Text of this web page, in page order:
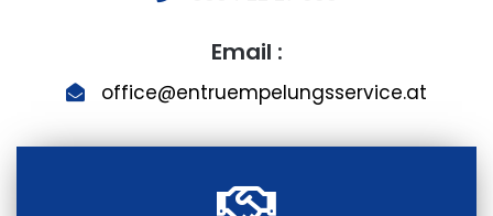
Email :
office@entruempelungsservice.at